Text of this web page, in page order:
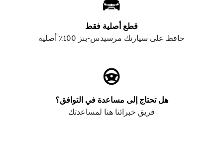
قطع أصلية فقط
حافظ على سيارتك مرسيدس-بنز 100٪ أصلية
هل تحتاج إلى مساعدة في التوافق؟
فريق خبرائنا هنا لمساعدتك